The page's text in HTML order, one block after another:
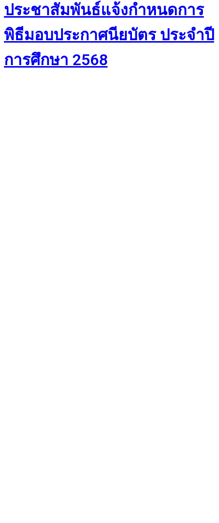
ประชาสัมพันธ์แจ้งกำหนดการ
พิธีมอบประกาศนียบัตร ประจำปี
การศึกษา 2568